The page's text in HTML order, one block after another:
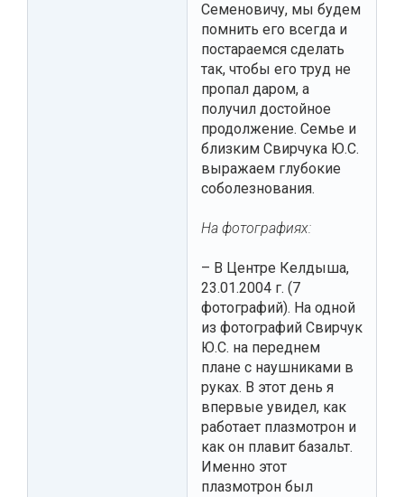
Семеновичу, мы будем
помнить его всегда и
постараемся сделать
так, чтобы его труд не
пропал даром, а
получил достойное
продолжение. Семье и
близким Свирчука Ю.С.
выражаем глубокие
соболезнования.
На фотографиях:
– В Центре Келдыша,
23.01.2004 г. (7
фотографий). На одной
из фотографий Свирчук
Ю.С. на переднем
плане с наушниками в
руках. В этот день я
впервые увидел, как
работает плазмотрон и
как он плавит базальт.
Именно этот
плазмотрон был